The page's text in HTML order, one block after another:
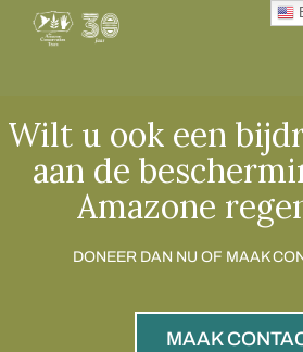
Wilt u ook een
aan de
Amazone
DONEER DAN NU OF MAAK
MAAK